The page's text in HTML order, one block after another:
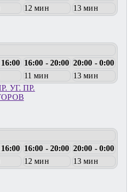
12 мин 13 мин
16:00 - 20:00 20:00 - 0:00
11 мин
13 мин
УГ. ПР.
16:00 - 20:00 20:00 - 0:00
12 мин 13 мин